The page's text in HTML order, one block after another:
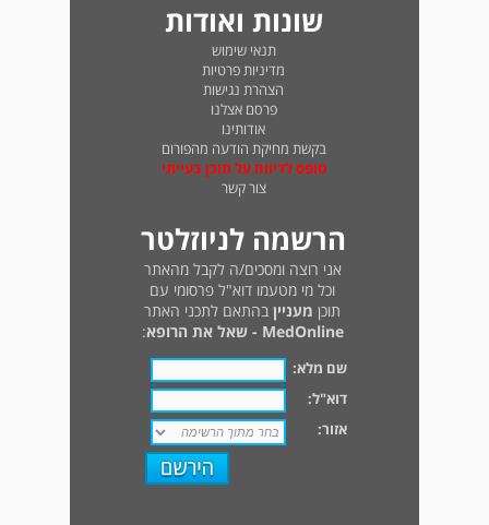
שונות ואודות
תנאי שימוש
מדיניות פרטיות
הצהרת נגישות
פרסם אצלנו
אודותינו
בקשת מחיקת הודעה מהפורום
טופס לדיווח על תוכן בעייתי
צור קשר
הרשמה לניוזלטר
אני רוצה ומסכים/ה לקבל מהאתר
וכל מי מטעמו דוא"ל פרסומי עם
תוכן מעניין בהתאם לתכני האתר
MedOnline - שאל את הרופא
:
שם מלא:
דוא"ל:
אזור: